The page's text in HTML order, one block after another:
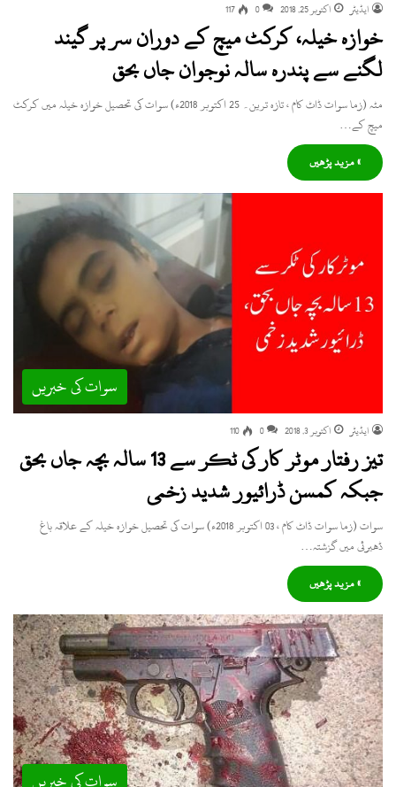
ایڈیٹر اکتوبر 25, 2018 0
117
خوازہ خیلہ، کرکٹ میچ کے دوران سر پر گیند
لگنے سے پندرہ سالہ نوجوان جاں بحق
مٹہ (زما سوات ڈاٹ کام ، تازہ ترین۔ 25 اکتوبر 2018ء) سوات کی تحصیل خوازہ خیلہ میں کرکٹ
میچ کے…
» مزید پڑھیں
سوات کی خبریں
ایڈیٹر اکتوبر 3, 2018 0
110
تیز رفتار موٹر کار کی ٹکر سے 13 سالہ بچہ جاں بحق
جبکہ کمسن ڈرائیور شدید زخمی
سوات (زما سوات ڈاٹ کام ، 03 اکتوبر 2018ء) سوات کی تحصیل خوازہ خیلہ کے علاقہ باغ
ڈھیرئی میں گزشتہ…
» مزید پڑھیں
سوات کی خبریں